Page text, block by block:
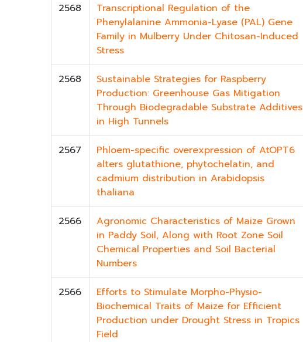
2568
Transcriptional Regulation of the
Phenylalanine Ammonia-Lyase (PAL) Gene
Family in Mulberry Under Chitosan-Induced
Stress
2568
Sustainable Strategies for Raspberry
Production: Greenhouse Gas Mitigation
Through Biodegradable Substrate Additives
in High Tunnels
2567
Phloem-specific overexpression of AtOPT6
alters glutathione, phytochelatin, and
cadmium distribution in Arabidopsis
thaliana
2566
Agronomic Characteristics of Maize Grown
in Paddy Soil, Along with Root Zone Soil
Chemical Properties and Soil Bacterial
Numbers
2566
Efforts to Stimulate Morpho-Physio-
Biochemical Traits of Maize for Efficient
Production under Drought Stress in Tropics
Field